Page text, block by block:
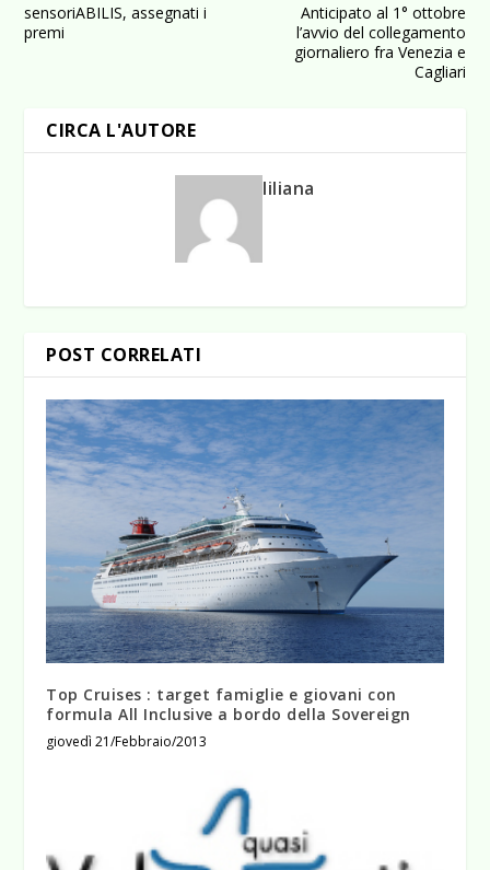
sensoriABILIS, assegnati i
premi
Anticipato al 1° ottobre
l’avvio del collegamento
giornaliero fra Venezia e
Cagliari
CIRCA L'AUTORE
liliana
POST CORRELATI
Top Cruises : target famiglie e giovani con
formula All Inclusive a bordo della Sovereign
giovedì 21/Febbraio/2013